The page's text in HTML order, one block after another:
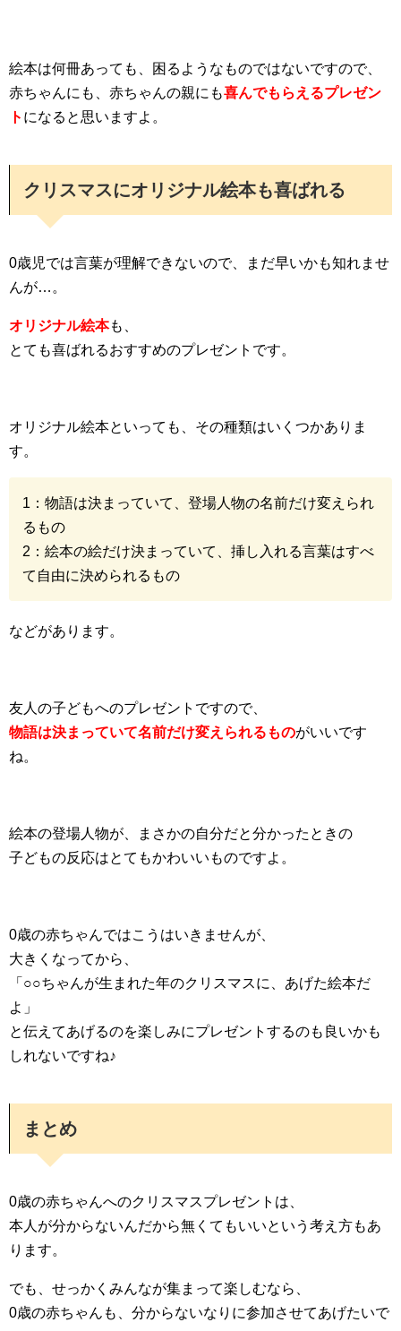
絵本は何冊あっても、困るようなものではないですので、
赤ちゃんにも、赤ちゃんの親にも喜んでもらえるプレゼン
ト になると思いますよ。
クリスマスにオリジナル絵本も喜ばれる
0歳児では言葉が理解できないので、まだ早いかも知れませ
んが…。
オリジナル絵本も、
とても喜ばれるおすすめのプレゼントです。
オリジナル絵本といっても、その種類はいくつかありま
す。
1：物語は決まっていて、登場人物の名前だけ変えられ
るもの
2：絵本の絵だけ決まっていて、挿し入れる言葉はすべ
て自由に決められるもの
などがあります。
友人の子どもへのプレゼントですので、
物語は決まっていて名前だけ変えられるものがいいです
ね。
絵本の登場人物が、まさかの自分だと分かったときの
子どもの反応はとてもかわいいものですよ。
0歳の赤ちゃんではこうはいきませんが、
大きくなってから、
「○○ちゃんが生まれた年のクリスマスに、あげた絵本だ
よ」
と伝えてあげるのを楽しみにプレゼントするのも良いかも
しれないですね♪
まとめ
0歳の赤ちゃんへのクリスマスプレゼントは、
本人が分からないんだから無くてもいいという考え方もあ
ります。
でも、せっかくみんなが集まって楽しむなら、
0歳の赤ちゃんも、分からないなりに参加させてあげたいで